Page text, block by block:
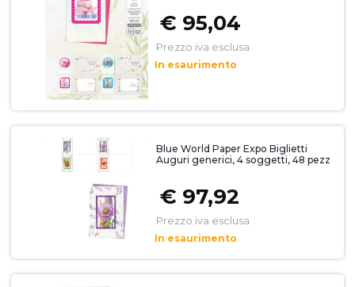
€ 95,04
Prezzo iva esclusa
In esaurimento
Blue World Paper Expo Biglietti
Auguri generici, 4 soggetti, 48 pezz
€ 97,92
Prezzo iva esclusa
In esaurimento